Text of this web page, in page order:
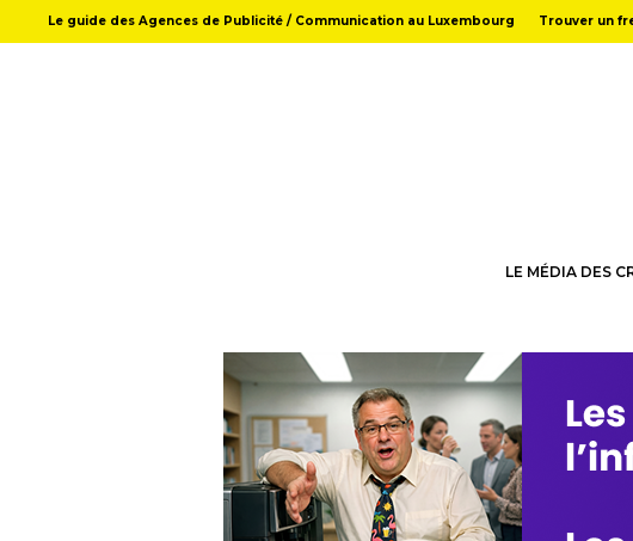
Le guide des Agences de Publicité / Communication au Luxembourg Trouver un
LE MÉDIA DES